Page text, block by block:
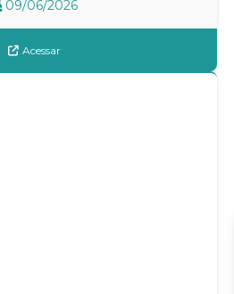
09/06/2026
Acessar